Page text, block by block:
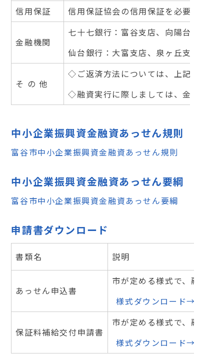
信用保証
信用保証協会の信用保証を必要としま
金融機関
七十七銀行：富谷支店、向陽台支店、
仙台銀行：大富支店、泉ヶ丘支店、吉
そ の 他
◇ご返済方法については、上記の取扱
◇融資実行に際しましては、金融機関
中小企業振興資金融資あっせん規則
富谷市中小企業振興資金融資あっせん規則
中小企業振興資金融資あっせん要綱
富谷市中小企業振興資金融資あっせん要綱
申請書ダウンロード
書類名 説明
あっせん申込書
市が定める様式で、融資申
様式ダウンロード→【融資
保証料補給交付申請書
市が定める様式で、融資申
様式ダウンロード→【保